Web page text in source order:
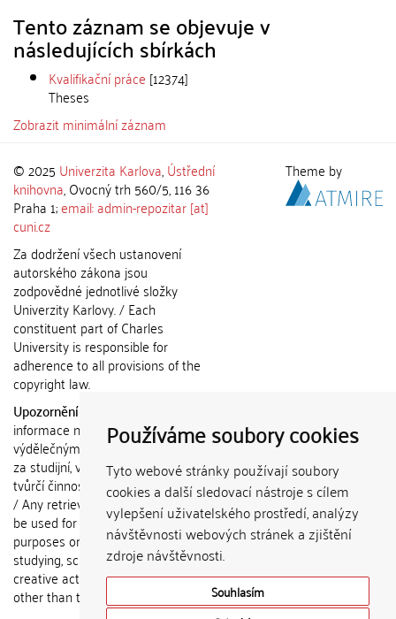
Používáme soubory cookies
Tyto webové stránky používají soubory
cookies a další sledovací nástroje s cílem
vylepšení uživatelského prostředí, analýzy
návštěvnosti webových stránek a zjištění
zdroje návštěvnosti.
Souhlasím
Tento záznam se objevuje v
následujících sbírkách
Kvalifikační práce [12374]
Theses
Zobrazit minimální záznam
© 2025 Univerzita Karlova,Ústřední
knihovna, Ovocný trh 560/5, 116 36
Praha 1;email: admin-repozitar [at]
cuni.cz
Za dodržení všech ustanovení
autorského zákona jsou
zodpovědné jednotlivé složky
Univerzity Karlovy. / Each
constituent part of Charles
University is responsible for
adherence to all provisions of the
copyright law.
Upozornění / Notice:
informace nemohou být použity k
výdělečným účelům nebo vydávány
za studijní, vědeckou nebo jinou
tvůrčí činnost jiné osoby než autora.
/ Any retrieved information shall not
be used for any commercial
purposes or claimed as results of
studying, scientific or any other
creative activities of any person
other than the author.
Theme by